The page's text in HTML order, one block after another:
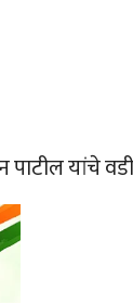
पाटील यांचे